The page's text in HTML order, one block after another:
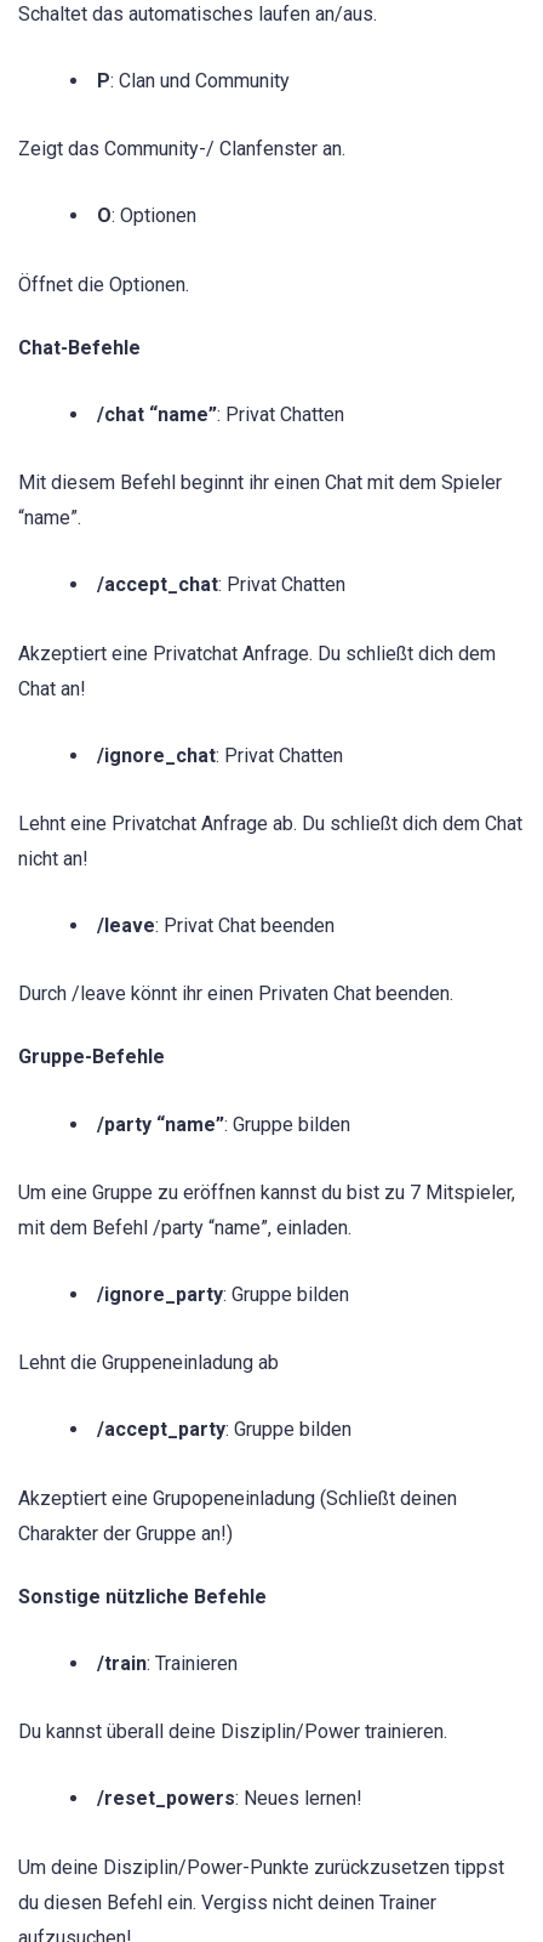
Schaltet das automatisches laufen an/aus.
P: Clan und Community
Zeigt das Community-/ Clanfenster an.
O: Optionen
Öffnet die Optionen.
Chat-Befehle
/chat “name”: Privat Chatten
Mit diesem Befehl beginnt ihr einen Chat mit dem Spieler
“name”.
/accept_chat: Privat Chatten
Akzeptiert eine Privatchat Anfrage. Du schließt dich dem
Chat an!
/ignore_chat: Privat Chatten
Lehnt eine Privatchat Anfrage ab. Du schließt dich dem Chat
nicht an!
/leave: Privat Chat beenden
Durch /leave könnt ihr einen Privaten Chat beenden.
Gruppe-Befehle
/party “name”: Gruppe bilden
Um eine Gruppe zu eröffnen kannst du bist zu 7 Mitspieler,
mit dem Befehl /party “name”, einladen.
/ignore_party: Gruppe bilden
Lehnt die Gruppeneinladung ab
/accept_party: Gruppe bilden
Akzeptiert eine Grupopeneinladung (Schließt deinen
Charakter der Gruppe an!)
Sonstige nützliche Befehle
/train: Trainieren
Du kannst überall deine Disziplin/Power trainieren.
/reset_powers: Neues lernen!
Um deine Disziplin/Power-Punkte zurückzusetzen tippst
du diesen Befehl ein. Vergiss nicht deinen Trainer
aufzusuchen!